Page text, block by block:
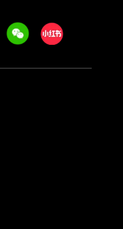
WeechatXiaohongshu/